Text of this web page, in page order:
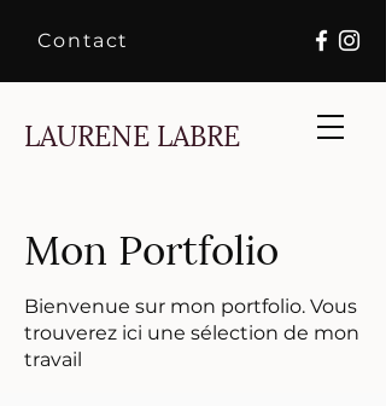
LAURENE LABRE
Contact
Mon Portfolio
Bienvenue sur mon portfolio. Vous
trouverez ici une sélection de mon
travail